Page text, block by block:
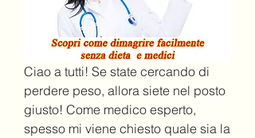
Ciao a tutti! Se state cercando di
perdere peso, allora siete nel posto
giusto! Come medico esperto,
spesso mi viene chiesto quale sia la